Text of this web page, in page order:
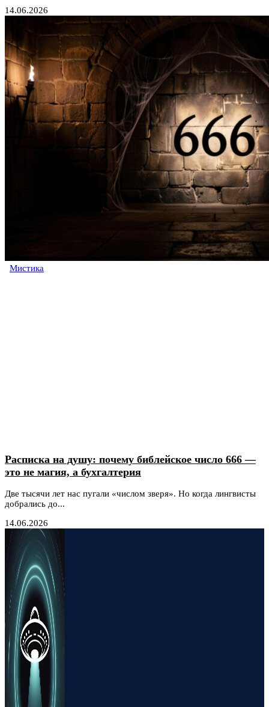
14.06.2026
Мистика
Расписка на душу: почему библейское число 666 —
это не магия, а бухгалтерия
Две тысячи лет нас пугали «числом зверя». Но когда лингвисты
добрались до...
14.06.2026